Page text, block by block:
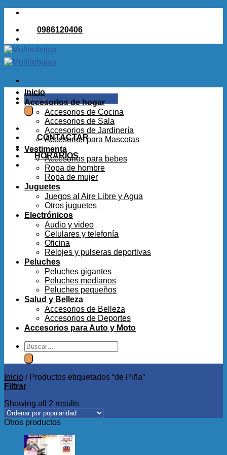
Saltar
contenido0986120406
Buscar
por:
CONTACTAR
HORARIOS
Inicio
Accesorios de hogar
Accesorios de Cocina
Accesorios de Sala
Accesorios de Jardinería
Accesorios para Mascotas
Vestimenta
Accesorios para bebes
Ropa de hombre
Ropa de mujer
Juguetes
Juegos al Aire Libre y Agua
Otros juguetes
Electrónicos
Audio y video
Celulares y telefonía
Oficina
Relojes y pulseras deportivas
Peluches
Peluches gigantes
Peluches medianos
Peluches pequeños
Salud y Belleza
Accesorios de Belleza
Accesorios de Deportes
Accesorios para Auto y Moto
Buscar
por:
Inicio /Productos etiquetados “de Piña”
Filtrar
Showing all 2 results
Otros productos